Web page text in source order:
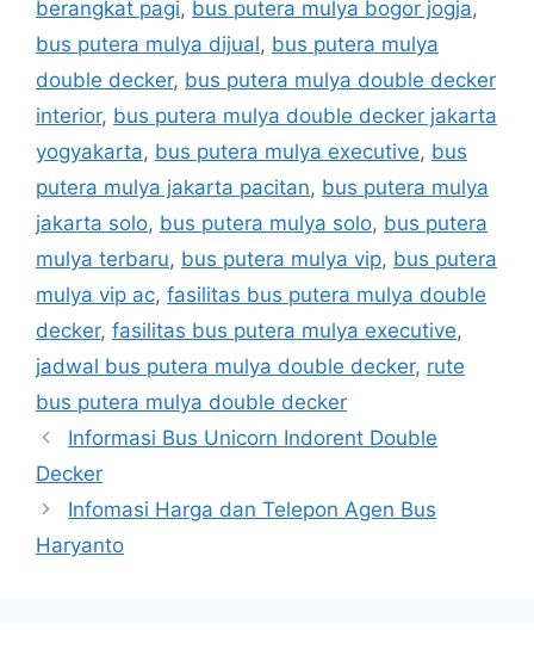
berangkat pagi, bus putera mulya bogor jogja,
bus putera mulya dijual, bus putera mulya
double decker, bus putera mulya double decker
interior, bus putera mulya double decker jakarta
yogyakarta, bus putera mulya executive, bus
putera mulya jakarta pacitan, bus putera mulya
jakarta solo, bus putera mulya solo, bus putera
mulya terbaru, bus putera mulya vip, bus putera
mulya vip ac, fasilitas bus putera mulya double
decker, fasilitas bus putera mulya executive,
jadwal bus putera mulya double decker, rute
bus putera mulya double decker
Informasi Bus Unicorn Indorent Double
Decker
Infomasi Harga dan Telepon Agen Bus
Haryanto